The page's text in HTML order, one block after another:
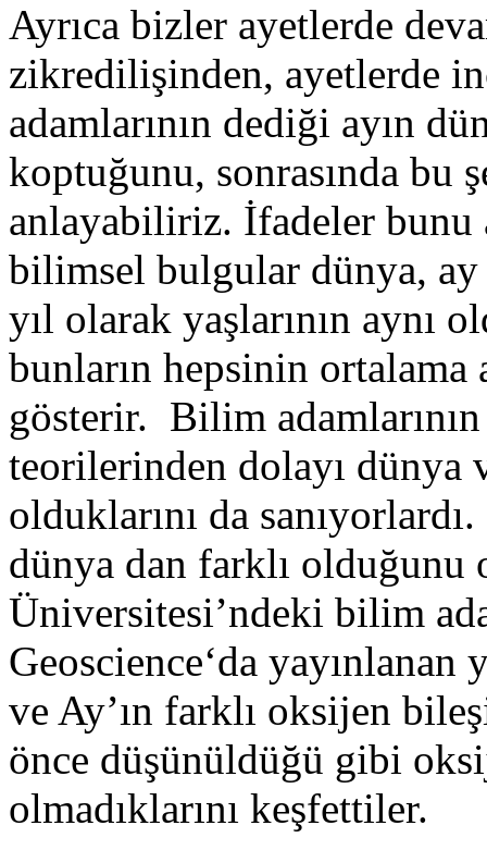
Ayrıca bizler ayetlerde
zikredilişinden, ayetlerde
adamlarının dediği ayın
koptuğunu, sonrasında
anlayabiliriz. İfadeler bunu
bilimsel bulgular dünya,
yıl olarak yaşlarının aynı
bunların hepsinin ortalama
gösterir. Bilim
teorilerinden dolayı dünya
olduklarını da
dünya dan farklı
Üniversitesi’ndeki bilim
Geoscience‘da
ve Ay’ın farklı oksijen
önce düşünüldüğü gibi
olmadıklarını keşfettiler.